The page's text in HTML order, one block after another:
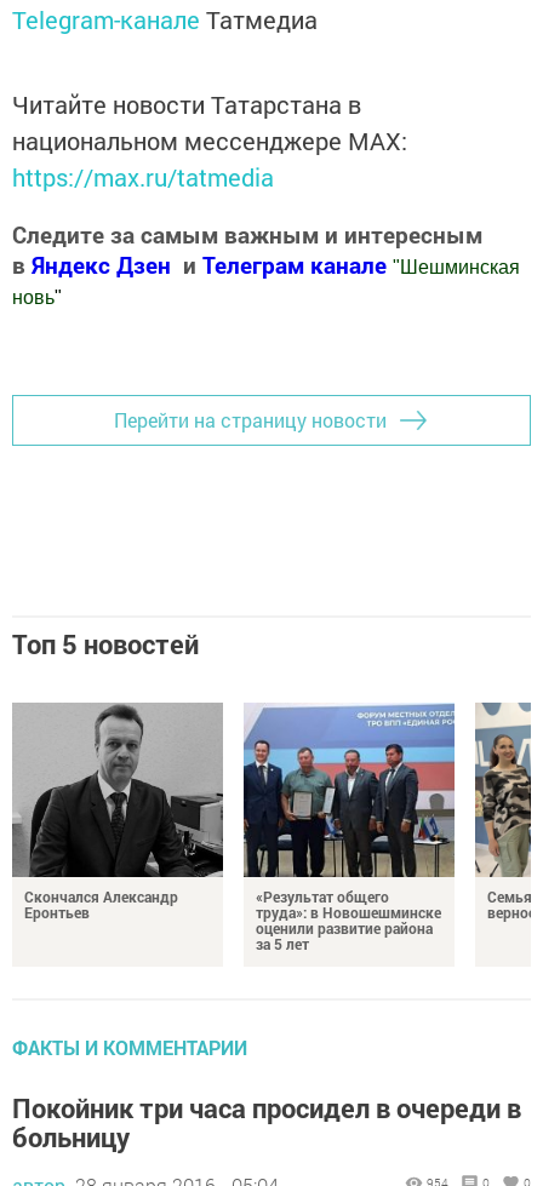
Telegram-канале Татмедиа
Читайте новости Татарстана в
национальном мессенджере MАХ:
https://max.ru/tatmedia
Следите за самым важным и интересным
в Яндекс Дзен и Телеграм канале " Шешминская
новь"
Перейти на страницу новости
Топ 5 новостей
Скончался Александр
Еронтьев
«Результат общего
труда»: в Новошешминске
оценили развитие района
за 5 лет
Семья
ФАКТЫ И КОММЕНТАРИИ
Покойник три часа просидел в очереди в
больницу
954 0 0